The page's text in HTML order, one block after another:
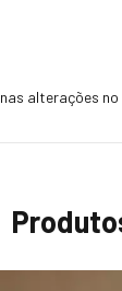
alterações